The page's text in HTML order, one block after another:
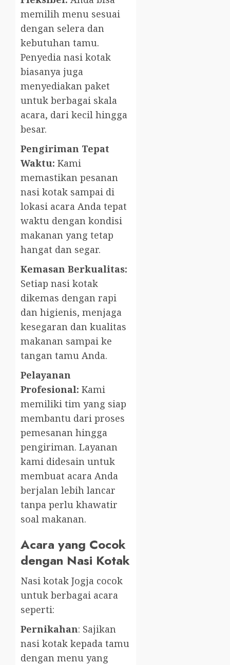
memilih menu sesuai
dengan selera dan
kebutuhan tamu.
Penyedia nasi kotak
biasanya juga
menyediakan paket
untuk berbagai skala
acara, dari kecil hingga
besar.
Pengiriman Tepat
Waktu: Kami
memastikan pesanan
nasi kotak sampai di
lokasi acara Anda tepat
waktu dengan kondisi
makanan yang tetap
hangat dan segar.
Kemasan Berkualitas:
Setiap nasi kotak
dikemas dengan rapi
dan higienis, menjaga
kesegaran dan kualitas
makanan sampai ke
tangan tamu Anda.
Pelayanan
Profesional: Kami
memiliki tim yang siap
membantu dari proses
pemesanan hingga
pengiriman. Layanan
kami didesain untuk
membuat acara Anda
berjalan lebih lancar
tanpa perlu khawatir
soal makanan.
Acara yang Cocok
dengan Nasi Kotak
Nasi kotak Jogja cocok
untuk berbagai acara
seperti:
Pernikahan: Sajikan
nasi kotak kepada tamu
dengan menu yang